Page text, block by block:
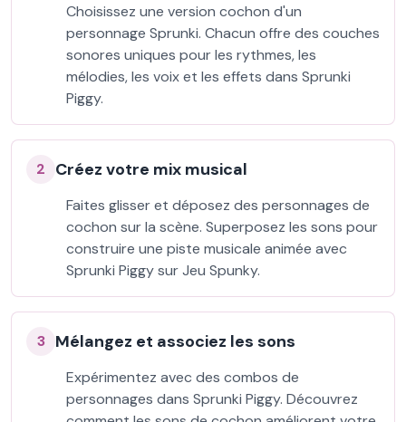
Choisissez une version cochon d'un
personnage Sprunki. Chacun offre des couches
sonores uniques pour les rythmes, les
mélodies, les voix et les effets dans Sprunki
Piggy.
2 Créez votre mix musical
Faites glisser et déposez des personnages de
cochon sur la scène. Superposez les sons pour
construire une piste musicale animée avec
Sprunki Piggy sur Jeu Spunky.
3 Mélangez et associez les sons
Expérimentez avec des combos de
personnages dans Sprunki Piggy. Découvrez